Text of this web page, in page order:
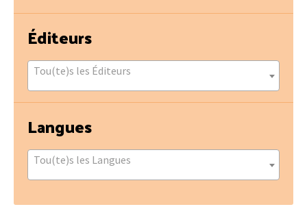
Éditeurs
Tou(te)s les Éditeurs
Langues
Tou(te)s les Langues